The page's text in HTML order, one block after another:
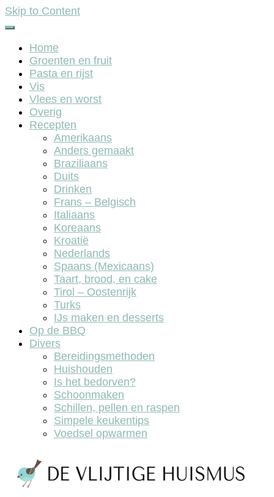
Skip to Content
Home
Groenten en fruit
Pasta en rijst
Vis
Vlees en worst
Overig
Recepten
Amerikaans
Anders gemaakt
Braziliaans
Duits
Drinken
Frans – Belgisch
Italiaans
Koreaans
Kroatië
Nederlands
Spaans (Mexicaans)
Taart, brood, en cake
Tirol – Oostenrijk
Turks
IJs maken en desserts
Op de BBQ
Divers
Bereidingsmethoden
Huishouden
Is het bedorven?
Schoonmaken
Schillen, pellen en raspen
Simpele keukentips
Voedsel opwarmen